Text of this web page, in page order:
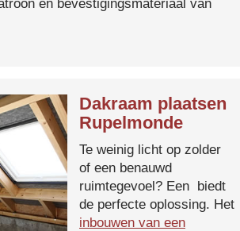
en bevestigingsmateriaal van
Dakraam plaatsen
Rupelmonde
Te weinig licht op zolder
of een benauwd
ruimtegevoel? Een biedt
de perfecte oplossing. Het
inbouwen van een